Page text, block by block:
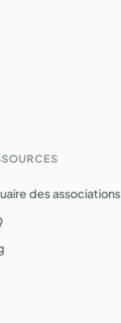
des associations